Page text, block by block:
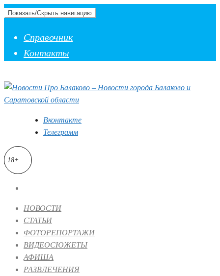
Показать/Скрыть навигацию
Справочник
Контакты
Вконтакте
Телеграмм
18+
НОВОСТИ
СТАТЬИ
ФОТОРЕПОРТАЖИ
ВИДЕОСЮЖЕТЫ
АФИША
РАЗВЛЕЧЕНИЯ